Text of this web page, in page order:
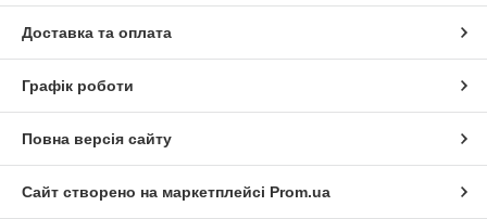
Доставка та оплата
Графік роботи
Повна версія сайту
Сайт створено на маркетплейсі Prom.ua